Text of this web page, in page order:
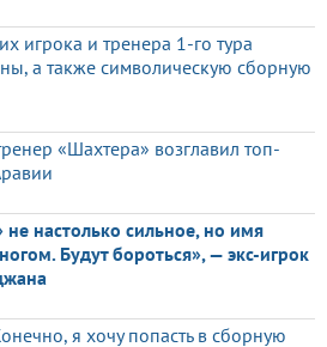
игрока и тренера 1-го тура
а также символическую сборную
«Шахтера» возглавил топ-
настолько сильное, но имя
Будут бороться», — экс-игрок
я хочу попасть в сборную